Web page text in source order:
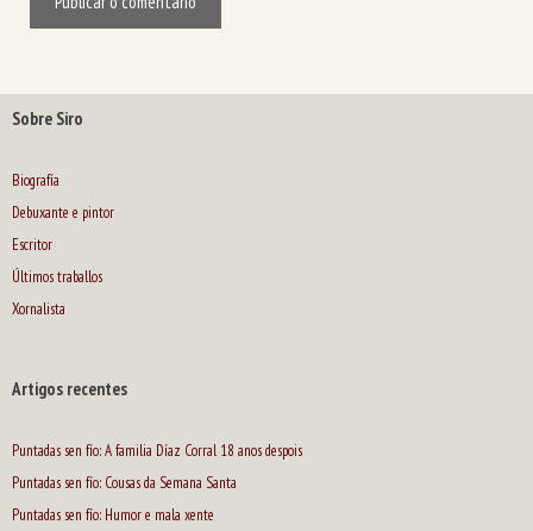
Sobre Siro
Biografía
Debuxante e pintor
Escritor
Últimos traballos
Xornalista
Artigos recentes
Puntadas sen fío: A familia Díaz Corral 18 anos despois
Puntadas sen fío: Cousas da Semana Santa
Puntadas sen fío: Humor e mala xente